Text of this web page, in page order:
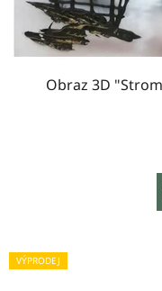
Obraz 3D
VÝPRODEJ